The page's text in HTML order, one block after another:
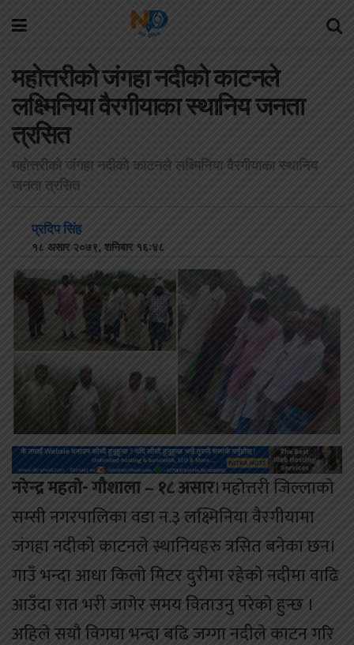
महाेत्तरीकाे जंगहा नदीकाे काटनले
लक्ष्मिनिया वैरगीयाका स्थानिय जनता
त्रसित
महाेत्तरीकाे जंगहा नदीकाे काटनले लक्ष्मिनिया वैरगीयाका स्थानिय
जनता त्रसित
प्रदिप सिंह
१८ असार २०७९, शनिबार १६:४८
नरेन्द्र महताे- गाैशाला – १८ असार।महाेत्तरी जिल्लाकाे
सम्सी नगरपालिका वडा न.३ लक्ष्मिनिया वैरगीयामा
जंगहा नदीकाे काटनले स्थानियहरु त्रसित बनेका छन।
गाउँ भन्दा आधा किलाे मिटर दुरीमा रहेकाे नदीमा वाढि
आउँदा रात भरी जागेर समय विताउनु परेकाे हुन्छ ।
अहिले सयाै विगघा भन्दा बढि जग्गा नदीले काटन गरि